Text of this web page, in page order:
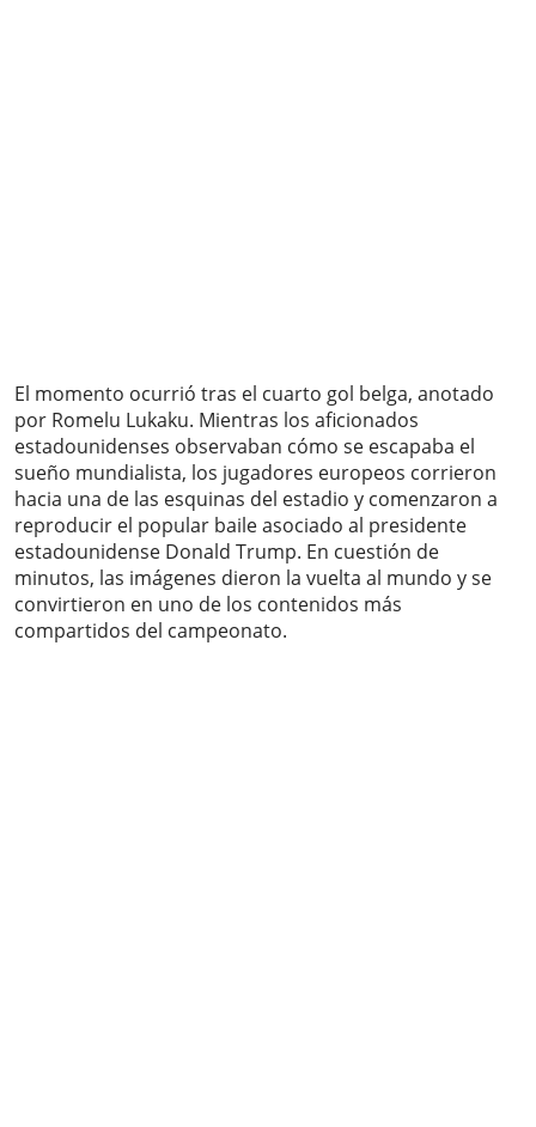
El momento ocurrió tras el cuarto gol belga, anotado
por Romelu Lukaku. Mientras los aficionados
estadounidenses observaban cómo se escapaba el
sueño mundialista, los jugadores europeos corrieron
hacia una de las esquinas del estadio y comenzaron a
reproducir el popular baile asociado al presidente
estadounidense Donald Trump. En cuestión de
minutos, las imágenes dieron la vuelta al mundo y se
convirtieron en uno de los contenidos más
compartidos del campeonato.